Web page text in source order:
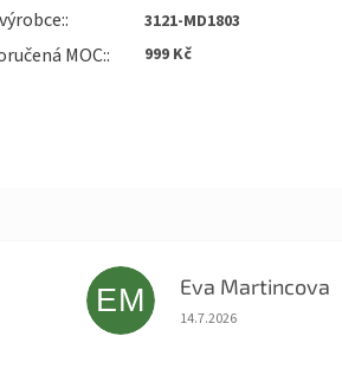
: 3121-MD1803
MOC: 999 Kč
z 5 hvězdiček.EM Eva Martincova
Hodnocení obchodu je
14.7.2026